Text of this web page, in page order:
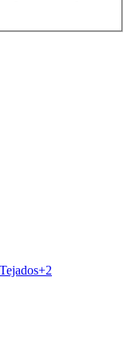
Tejados+2